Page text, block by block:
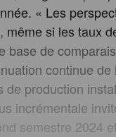
« Les
même si les taux
base de
continue
de production
incrémentale
semestre 2024